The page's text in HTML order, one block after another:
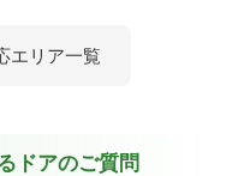
エリア一覧
ドアのご質問